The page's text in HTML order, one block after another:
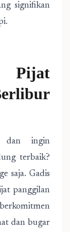
signifikan
Pijat
dan ingin
terbaik?
saja. Gadis
panggilan
dan bugar